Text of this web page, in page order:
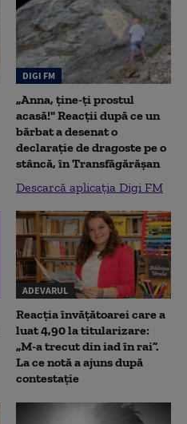
DIGI FM
„Anna, ţine-ţi prostul
acasă!" Reacţii după ce un
bărbat a desenat o
declaraţie de dragoste pe o
stâncă, în Transfăgărăşan
Descarcă aplicația Digi FM
ADEVARUL
Reacția învățătoarei care a
luat 4,90 la titularizare:
„M-a trecut din iad în rai”.
La ce notă a ajuns după
contestație